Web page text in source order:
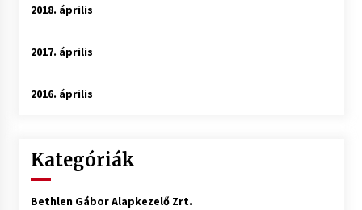
2018. április
2017. április
2016. április
Kategóriák
Bethlen Gábor Alapkezelő Zrt.